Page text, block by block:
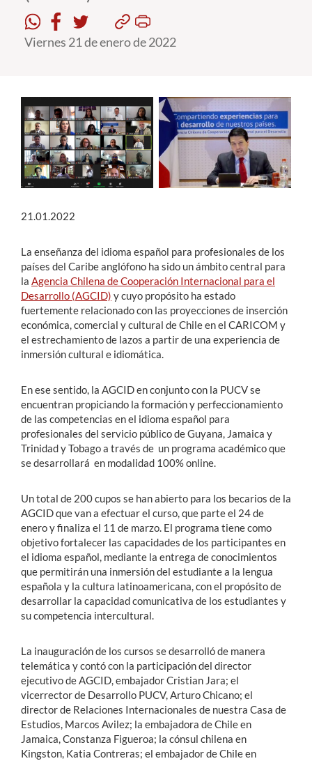
Funcionarios
English
Viernes 21 de enero de 2022
21.01.2022
La enseñanza del idioma español para profesionales de los
países del Caribe anglófono ha sido un ámbito central para
la Agencia Chilena de Cooperación Internacional para el
Desarrollo (AGCID) y cuyo propósito ha estado
fuertemente relacionado con las proyecciones de inserción
económica, comercial y cultural de Chile en el CARICOM y
el estrechamiento de lazos a partir de una experiencia de
inmersión cultural e idiomática.
En ese sentido, la AGCID en conjunto con la PUCV se
encuentran propiciando la formación y perfeccionamiento
de las competencias en el idioma español para
profesionales del servicio público de Guyana, Jamaica y
Trinidad y Tobago a través de un programa académico que
se desarrollará en modalidad 100% online.
Un total de 200 cupos se han abierto para los becarios de la
AGCID que van a efectuar el curso, que parte el 24 de
enero y finaliza el 11 de marzo. El programa tiene como
objetivo fortalecer las capacidades de los participantes en
el idioma español, mediante la entrega de conocimientos
que permitirán una inmersión del estudiante a la lengua
española y la cultura latinoamericana, con el propósito de
desarrollar la capacidad comunicativa de los estudiantes y
su competencia intercultural.
La inauguración de los cursos se desarrolló de manera
telemática y contó con la participación del director
ejecutivo de AGCID, embajador Cristian Jara; el
vicerrector de Desarrollo PUCV, Arturo Chicano; el
director de Relaciones Internacionales de nuestra Casa de
Estudios, Marcos Avilez; la embajadora de Chile en
Jamaica, Constanza Figueroa; la cónsul chilena en
Kingston, Katia Contreras; el embajador de Chile en